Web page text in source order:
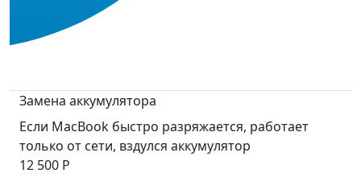
Замена аккумулятора
Если MacBook быстро разряжается, работает
только от сети, вздулся аккумулятор
12 500 Р